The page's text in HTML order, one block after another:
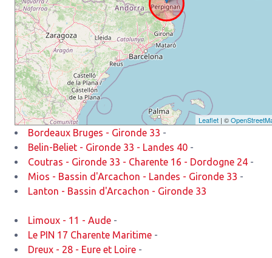
Leaflet | ©
Bordeaux Bruges - Gironde 33 -
Belin-Beliet - Gironde 33 - Landes 40 -
Coutras - Gironde 33 - Charente 16 - Dordogne 24 -
Mios - Bassin d'Arcachon - Landes - Gironde 33 -
Lanton - Bassin d'Arcachon - Gironde 33
Limoux - 11 - Aude -
Le PIN 17 Charente Maritime -
Dreux - 28 - Eure et Loire -